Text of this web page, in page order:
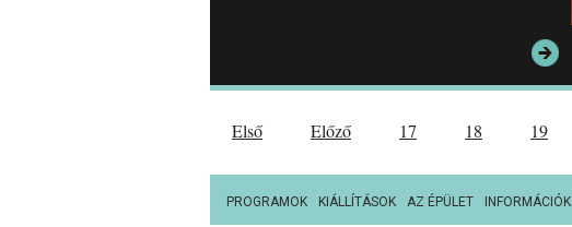
Első Előző 17 18 19
PROGRAMOK KIÁLLÍTÁSOK AZ ÉPÜLET INFORMÁCIÓK